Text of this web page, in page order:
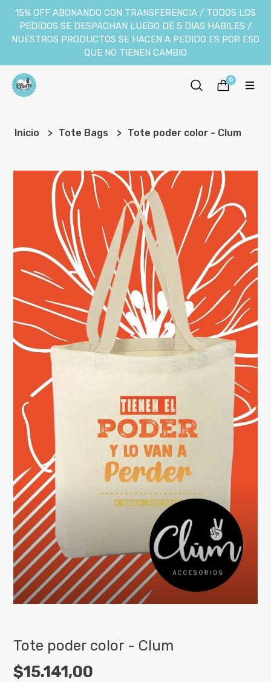
15% OFF ABONANDO CON TRANSFERENCIA / TODOS LOS
PEDIDOS SE DESPACHAN LUEGO DE 5 DIAS HABILES /
NUESTROS PRODUCTOS SE HACEN A PEDIDO ES POR ESO
QUE NO TIENEN CAMBIO
0
Inicio Tote Bags Tote poder color - Clum
Tote poder color - Clum
$15.141,00